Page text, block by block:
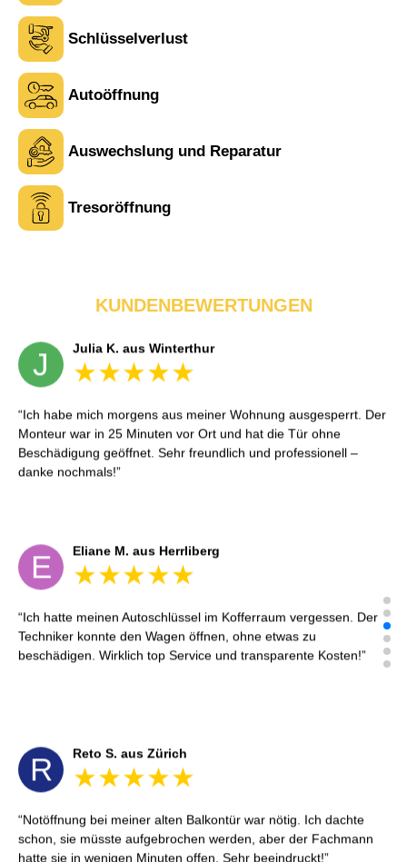
Schlüsselverlust
Autoöffnung
Auswechslung und Reparatur
Tresoröffnung
KUNDENBEWERTUNGEN
Sehr freundlich am Telefon und vor Ort. Die Türöffnung ging
schnell, aber ich musste 5 Minuten auf den Rückruf warten.
Insgesamt aber ein guter und seriöser Service.
T Tina R. aus Uster
Service war wie beschrieben. Ein Punkt Abzug, weil der
Monteur zuerst an die falsche Adresse fuhr – wurde aber schnell
J Julia K. aus Winterthur
Ich habe mich morgens aus meiner Wohnung ausgesperrt. Der
Monteur war in 25 Minuten vor Ort und hat die Tür ohne
Beschädigung geöffnet. Sehr freundlich und professionell –
danke nochmals!
E Eliane M. aus Herrliberg
Ich hatte meinen Autoschlüssel im Kofferraum vergessen. Der
Techniker konnte den Wagen öffnen, ohne etwas zu
beschädigen. Wirklich top Service und transparente Kosten!
R Reto S. aus Zürich
Notöffnung bei meiner alten Balkontür war nötig. Ich dachte
schon, sie müsste aufgebrochen werden, aber der Fachmann
hatte sie in wenigen Minuten offen. Sehr beeindruckt!